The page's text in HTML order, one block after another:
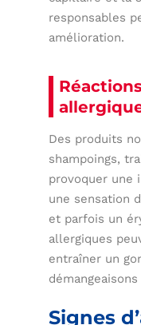
responsables
amélioration.
Des produits
shampoings,
provoquer une
une sensation
et parfois un
allergiques
entraîner un
Signes